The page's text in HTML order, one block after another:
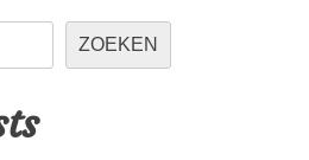
ZOEKEN